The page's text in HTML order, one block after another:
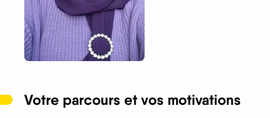
Votre parcours et vos motivations